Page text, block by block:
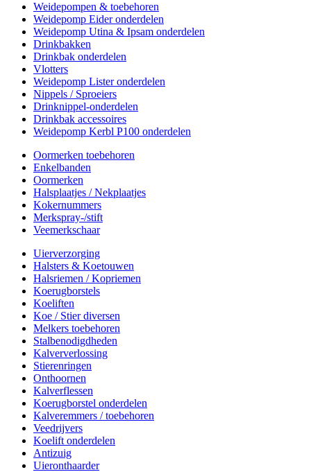
Weidepompen & toebehoren
Weidepomp Eider onderdelen
Weidepomp Utina & Ipsam onderdelen
Drinkbakken
Drinkbak onderdelen
Vlotters
Weidepomp Lister onderdelen
Nippels / Sproeiers
Drinknippel-onderdelen
Drinkbak accessoires
Weidepomp Kerbl P100 onderdelen
Oormerken toebehoren
Enkelbanden
Oormerken
Halsplaatjes / Nekplaatjes
Kokernummers
Merkspray-/stift
Veemerkschaar
Uierverzorging
Halsters & Koetouwen
Halsriemen / Kopriemen
Koerugborstels
Koeliften
Koe / Stier diversen
Melkers toebehoren
Stalbenodigdheden
Kalververlossing
Stierenringen
Onthoornen
Kalverflessen
Koerugborstel onderdelen
Kalveremmers / toebehoren
Veedrijvers
Koelift onderdelen
Antizuig
Uieronthaarder